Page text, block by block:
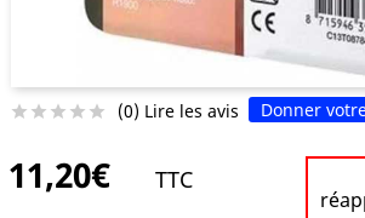
     (0) Lire les avis Donner
11,20€ TTC